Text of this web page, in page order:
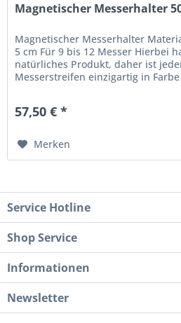
Magnetischer Messerhalter
Magnetischer Messerhalter
5 cm Für 9 bis 12 Messer Hierbei
natürliches Produkt, daher ist
Messerstreifen einzigartig in
57,50 € *
Merken
Service Hotline
Shop Service
Informationen
Newsletter